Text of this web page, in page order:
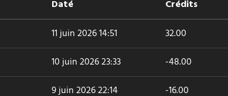
Daté Crédits
11 juin 2026 14:51 32.00
10 juin 2026 23:33 -48.00
9 juin 2026 22:14 -16.00